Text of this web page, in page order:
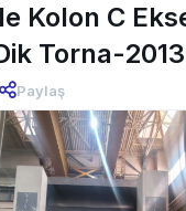
Kolon C
Torna-2013
Paylaş